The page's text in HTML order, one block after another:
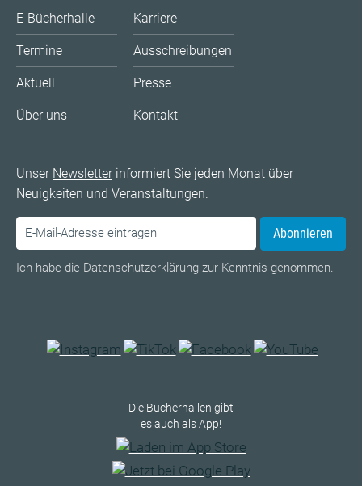
E-Bücherhalle
Termine
Aktuell
Über uns
Karriere
Ausschreibungen
Presse
Kontakt
Unser Newsletterinformiert Sie jeden Monat über
Neuigkeiten und Veranstaltungen.
Abonnieren
Ich habe die Datenschutzerklärung zur Kenntnis genommen.
Die Bücherhallen gibt
es auch als App!